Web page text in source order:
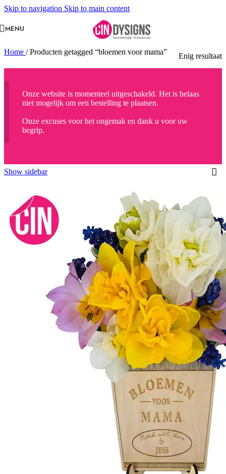
Skip to navigation Skip to main content
MENU
Home / Producten getagged “bloemen voor mama” Enig resultaat
Onze website is momenteel uitgeschakeld. Het is helaas
niet mogelijk om een bestelling te plaatsen.
Onze excuses voor het ongemak en dank u voor uw
begrip.
Show sidebar